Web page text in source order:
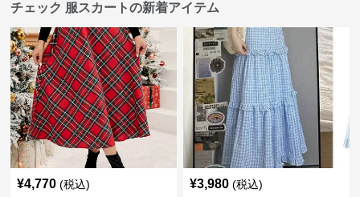
チェック 服スカートの新着アイテム
¥4,770 (税込) ¥3,980 (税込)